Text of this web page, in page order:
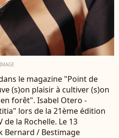
le magazine "Point de
(s)on plaisir à cultiver (s)on
forêt". Isabel Otero -
lors de la 21ème édition
de la Rochelle. Le 13
Bernard / Bestimage